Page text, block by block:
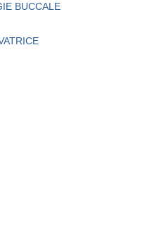
BUCCALE